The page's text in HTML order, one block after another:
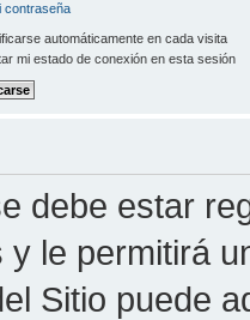
contraseña
automáticamente en cada visita
mi estado de conexión en esta sesión
debe estar
y le permitirá
Sitio puede